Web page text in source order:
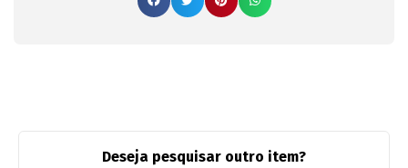
Deseja pesquisar outro item?